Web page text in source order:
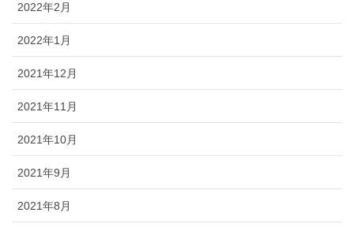
2022年2月
2022年1月
2021年12月
2021年11月
2021年10月
2021年9月
2021年8月